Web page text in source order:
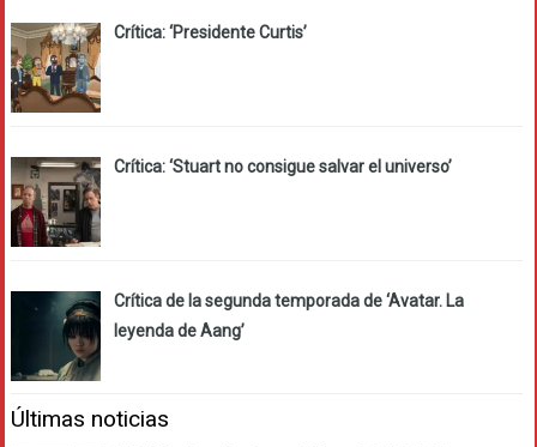
Crítica: ‘Presidente Curtis’
Crítica: ‘Stuart no consigue salvar el universo’
Crítica de la segunda temporada de ‘Avatar. La
leyenda de Aang’
Últimas noticias